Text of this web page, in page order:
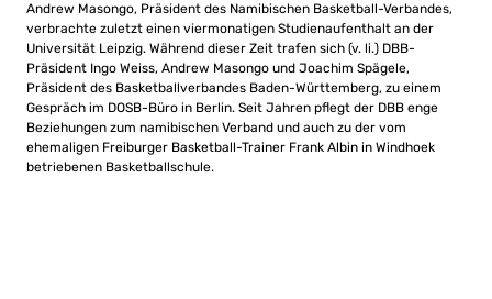
Andrew Masongo, Präsident des Namibischen Basketball-Verbandes,
verbrachte zuletzt einen viermonatigen Studienaufenthalt an der
Universität Leipzig. Während dieser Zeit trafen sich (v. li.) DBB-
Präsident Ingo Weiss, Andrew Masongo und Joachim Spägele,
Präsident des Basketballverbandes Baden-Württemberg, zu einem
Gespräch im DOSB-Büro in Berlin. Seit Jahren pflegt der DBB enge
Beziehungen zum namibischen Verband und auch zu der vom
ehemaligen Freiburger Basketball-Trainer Frank Albin in Windhoek
betriebenen Basketballschule.